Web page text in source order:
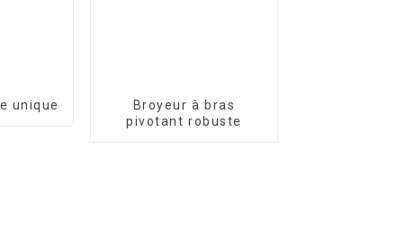
unique
Broyeur à bras
pivotant robuste